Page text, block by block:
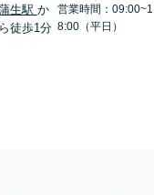
生駅 か
ら徒歩1分
営業時間：09:00~1
8:00（平日）